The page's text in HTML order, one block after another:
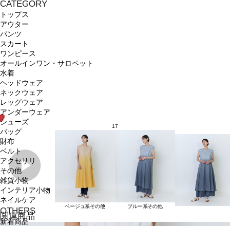
CATEGORY
トップス
アウター
パンツ
スカート
ワンピース
オールインワン・サロペット
水着
ヘッドウェア
ネックウェア
レッグウェア
アンダーウェア
シューズ
バッグ
財布
ベルト
アクセサリ
その他
雑貨小物
インテリア小物
ネイルケア
OTHERS
新着商品
17
ベージュ系その他 ブルー系その他
関連商品